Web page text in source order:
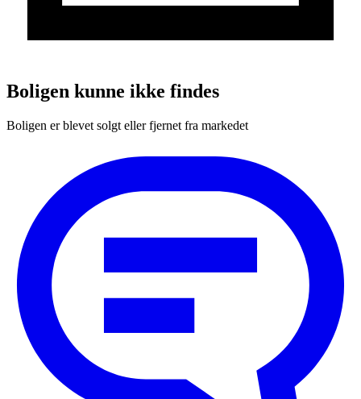
Boligen kunne ikke findes
Boligen er blevet solgt eller fjernet fra markedet